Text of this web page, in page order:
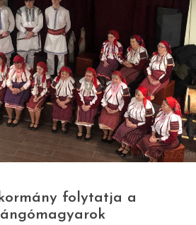
© MCSMSZ/SRR
folytatja a